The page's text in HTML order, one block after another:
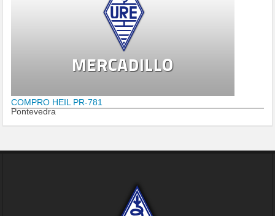
COMPRO HEIL PR-781
Pontevedra